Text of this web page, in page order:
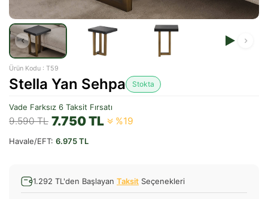
Ürün Kodu : T59
Stella Yan Sehpa Stokta
Vade Farksız 6 Taksit Fırsatı
9.590TL 7.750TL %19
Havale/EFT: 6.975 TL
1.292 TL'den Başlayan Taksit Seçenekleri